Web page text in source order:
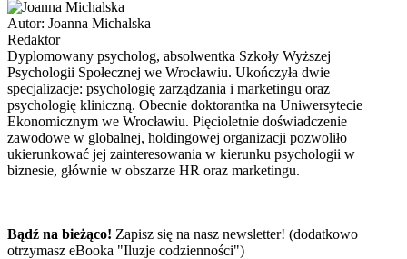
Autor: Joanna Michalska
Redaktor
Dyplomowany psycholog, absolwentka Szkoły Wyższej
Psychologii Społecznej we Wrocławiu. Ukończyła dwie
specjalizacje: psychologię zarządzania i marketingu oraz
psychologię kliniczną. Obecnie doktorantka na Uniwersytecie
Ekonomicznym we Wrocławiu. Pięcioletnie doświadczenie
zawodowe w globalnej, holdingowej organizacji pozwoliło
ukierunkować jej zainteresowania w kierunku psychologii w
biznesie, głównie w obszarze HR oraz marketingu.
Bądź na bieżąco! Zapisz się na nasz newsletter! (dodatkowo
otrzymasz eBooka "Iluzje codzienności")